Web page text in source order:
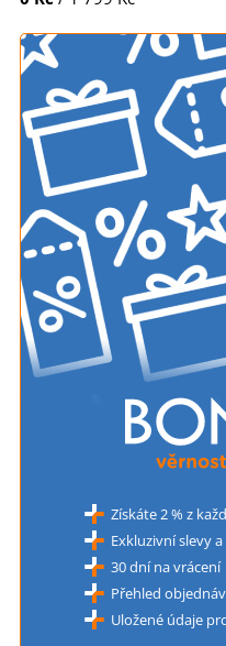
Získáte 2 % z
Exkluzivní slevy
30 dní na vrácení
Přehled
Uložené údaje